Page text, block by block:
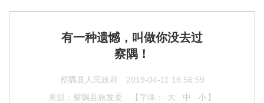
有一种遗憾，叫做你没去过
察隅！
察隅县人民政府
2019-04-11 16:56:59
来源：察隅县旅发委
【字体： 大 中 小 】